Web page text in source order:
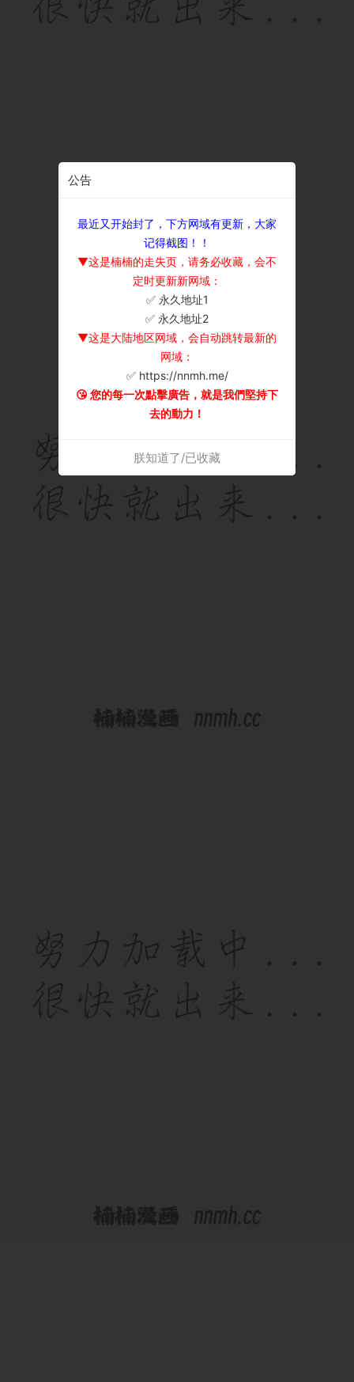
公告
最近又开始封了，下方网域有更新，大家
记得截图！！
▼这是楠楠的走失页，请务必收藏，会不
定时更新新网域：
✅ 永久地址1
✅ 永久地址2
▼这是大陆地区网域，会自动跳转最新的
网域：
✅ https://nnmh.me/
😘 您的每一次點擊廣告，就是我們堅持下
去的動力！
朕知道了/已收藏